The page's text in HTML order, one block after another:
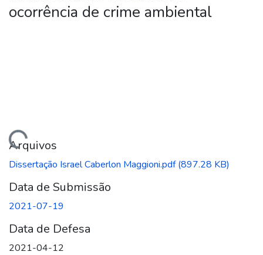
ocorrência de crime ambiental
Arquivos
Dissertação Israel Caberlon Maggioni.pdf(897.28 KB)
Data de Submissão
2021-07-19
Data de Defesa
2021-04-12